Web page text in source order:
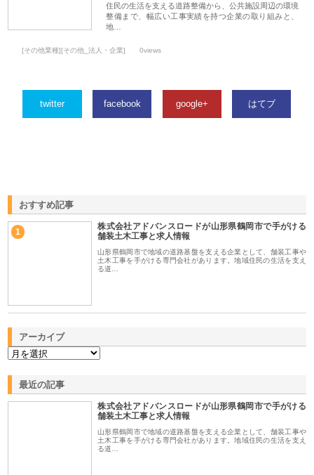
住民の生活を支える道路整備から、公共施設周辺の環境
整備まで、幅広い工事実績を持つ企業の取り組みと、
地…
[その他業種][その他_法人・企業] 0views
twitter facebook google+ はてブ
おすすめ記事
1
株式会社アドバンスロードが山形県鶴岡市で手がける
舗装土木工事と求人情報
山形県鶴岡市で地域の道路基盤を支える企業として、舗装工事や
土木工事を手がける専門会社があります。地域住民の生活を支え
る道…
アーカイブ
最近の記事
株式会社アドバンスロードが山形県鶴岡市で手がける
舗装土木工事と求人情報
山形県鶴岡市で地域の道路基盤を支える企業として、舗装工事や
土木工事を手がける専門会社があります。地域住民の生活を支え
る道…